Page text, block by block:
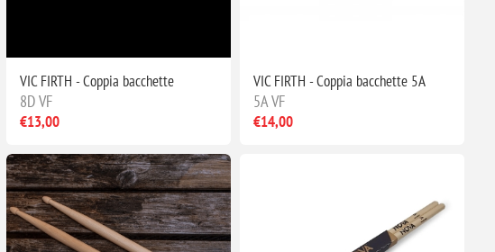
VIC FIRTH - Coppia bacchette
8D VF
€13,00
VIC FIRTH - Coppia bacchette 5A
5A VF
€14,00